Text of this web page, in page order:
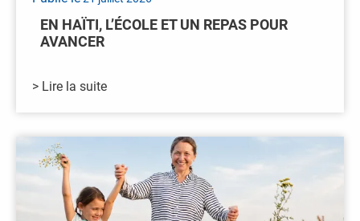
EN HAÏTI, L’ÉCOLE ET UN REPAS POUR
AVANCER
> Lire la suite